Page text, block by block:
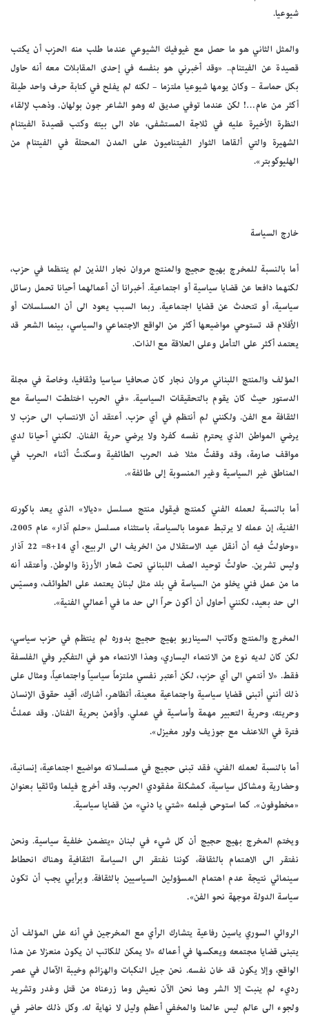
شيوعيا.
والمثل الثاني هو ما حصل مع غيوفيك الشيوعي عندما طلب منه الحزب أن يكتب
قصيدة عن الفيتنام.. «وقد أخبرني هو بنفسه في إحدى المقابلات معه أنه حاول
بكل حماسة – وكان يومها شيوعيا ملتزما – لكنه لم يفلح في كتابة حرف واحد طيلة
أكثر من عام…! لكن عندما توفي صديق له وهو الشاعر جون بولهان. وذهب لإلقاء
النظرة الأخيرة عليه في ثلاجة المستشفى، عاد الى بيته وكتب قصيدة الفيتنام
الشهيرة والتي ألقاها الثوار الفيتناميون على المدن المحتلة في الفيتنام من
الهليوكوبتر».
خارج السياسة
أما بالنسبة للمخرج بهيج حجيج والمنتج مروان نجار اللذين لم ينتظما في حزب،
لكنهما دافعا عن قضايا سياسية أو اجتماعية. أخبرانا أن أعمالهما أحيانا تحمل رسائل
سياسية، أو تتحدث عن قضايا اجتماعية. ربما السبب يعود الى أن المسلسلات أو
الأفلام قد تستوحي مواضيعها أكثر من الواقع الاجتماعي والسياسي، بينما الشعر قد
يعتمد أكثر على التأمل وعلى العلاقة مع الذات.
المؤلف والمنتج اللبناني مروان نجار كان صحافيا سياسيا وثقافيا، وخاصة في مجلة
الدستور حيث كان يقوم بالتحقيقات السياسية. «في الحرب اختلطت السياسة مع
الثقافة مع الفن. ولكنني لم أنتظم في أي حزب. أعتقد أن الانتساب الى حزب لا
يرضي المواطن الذي يحترم نفسه كفرد ولا يرضي حرية الفنان. لكنني أحيانا لدي
مواقف صارمة، وقد وقفتُ مثلا ضد الحرب الطائفية وسكنتُ أثناء الحرب في
المناطق غير السياسية وغير المنسوبة إلى طائفة».
أما بالنسبة لعمله الفني كمنتج فيقول منتج مسلسل «ديالا» الذي يعد باكورته
الفنية، إن عمله لا يرتبط عموما بالسياسة، باستثناء مسلسل «حلم آذار» عام 2005،
«وحاولتُ فيه أن أنقل عيد الاستقلال من الخريف الى الربيع، أي 14+8= 22 آذار
وليس تشرين. حاولتُ توحيد الصف اللبناني تحت شعار الأرزة والوطن. وأعتقد أنه
ما من عمل فني يخلو من السياسة في بلد مثل لبنان يعتمد على الطوائف، ومسيّس
الى حد بعيد، لكنني أحاول أن أكون حراً الى حد ما في أعمالي الفنية».
المخرج والمنتج وكاتب السيناريو بهيج حجيج بدوره لم ينتظم في حزب سياسي،
لكن كان لديه نوع من الانتماء اليساري، وهذا الانتماء هو في التفكير وفي الفلسفة
فقط. «لا أنتمي الى أي حزب، لكن أعتبر نفسي ملتزماً سياسياً واجتماعياً، ومثال على
ذلك أنني أتبنى قضايا سياسية واجتماعية معينة، أتظاهر، أشارك، أقيد حقوق الإنسان
وحريته، وحرية التعبير مهمة وأساسية في عملي. وأؤمن بحرية الفنان. وقد عملتُ
فترة في اللاعنف مع جوزيف ولور مغيزل».
أما بالنسبة لعمله الفني، فقد تبنى حجيج في مسلسلاته مواضيع اجتماعية، إنسانية،
وحضارية ومشاكل سياسية، كمشكلة مفقودي الحرب، وقد أخرج فيلما وثائقيا بعنوان
«مخطوفون». كما استوحى فيلمه «شتي يا دني» من قضايا سياسية.
ويختم المخرج بهيج حجيج أن كل شيء في لبنان «يتضمن خلفية سياسية. ونحن
نفتقر الى الاهتمام بالثقافة، كوننا نفتقر الى السياسة الثقافية وهناك انحطاط
سينمائي نتيجة عدم اهتمام المسؤولين السياسيين بالثقافة. وبرأيي يجب أن تكون
سياسة الدولة موجهة نحو الفن».
الروائي السوري ياسين رفاعية يتشارك الرأي مع المخرجين في أنه على المؤلف أن
يتبنى قضايا مجتمعه ويعكسها في أعماله «لا يمكن للكاتب ان يكون منعزلا عن هذا
الواقع، وإلا يكون قد خان نفسه. نحن جيل النكبات والهزائم وخيبة الآمال في عصر
رديء لم ينبت إلا الشر وها نحن الآن نعيش وما زرعناه من قتل وغدر وتشريد
ولجوء الى عالم ليس عالمنا والمخفي أعظم وليل لا نهاية له. وكل ذلك حاضر في